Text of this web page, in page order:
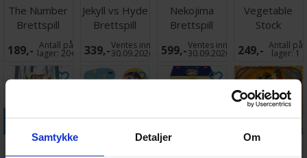
Samtykke Detaljer Om
The Number
Brettspill
189,- Antall på
lager: 20+
Jekyll vs Hyde
Brettspill
339,-Ventes inn
30.09.2026
Nekojima
Brettspill
599,-Ventes inn
30.09.2026
Vegetable
Stock
Brettspill
249,- Antall på
lager:1
Mythical Dice
Candy Spiders
Alle mot Alle
Legg i
Diluvium